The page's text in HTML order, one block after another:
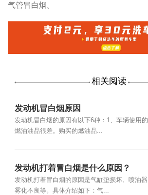
气管冒白烟。
相关阅读
发动机冒白烟原因
发动机冒白烟的原因有以下6种：1、车辆使用的
燃油油品很差。购买的燃油品...
发动机打着冒白烟是什么原因？
发动机打着冒白烟的原因是气缸垫损坏、喷油器
雾化不良等。具体介绍如下：气...